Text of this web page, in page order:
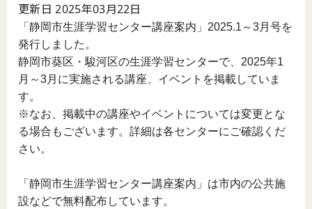
更新日 2025年03月22日
「静岡市生涯学習センター講座案内」2025.1～3月号を
発行しました。
静岡市葵区・駿河区の生涯学習センターで、2025年1
月～3月に実施される講座、イベントを掲載していま
す。
※なお、掲載中の講座やイベントについては変更とな
る場合もございます。詳細は各センターにご確認くだ
さい。
「静岡市生涯学習センター講座案内」は市内の公共施
設などで無料配布しています。